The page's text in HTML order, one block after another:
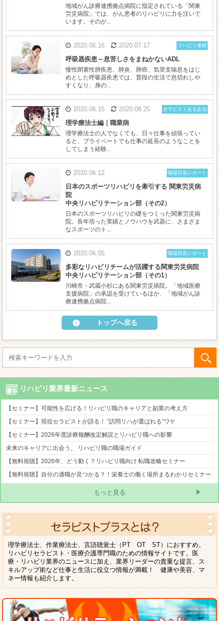
地域がん診療連携拠点病院に指定されている「関東
労災病院」では、がん患者のリハビリに力を注いで
います。そのが...
2020.06.16 2020.07.17 リハビリ素材
呼吸器疾患～息苦しさをまねかないADL
慢性閉塞性肺疾患、肺炎、肺癌、気管支喘息をはじ
めとした呼吸器疾患では、普段の生活で息切れしや
すくなり、身の...
2020.06.15 2020.08.25 セラピストあるある
理学療法士編｜職業病
理学療法士の人でなくても、日々仕事を頑張ってい
ると、プライベートでも仕事の延長のようなことを
してしまう経験...
2020.06.12 職場拝見レポート
日本のスポーツリハビリを牽引する 関東労災病
院
中央リハビリテーション部（その2）
日本のスポーツリハビリの礎をつくった関東労災病
院。長年培った実績とノウハウを武器に、さまざま
なスポーツのト...
2020.06.05 職場拝見レポート
多彩なリハビリチームが活躍する関東労災病院
中央リハビリテーション部（その1）
川崎市・武蔵小杉にある関東労災病院。「地域医療
支援病院」の承認を受けているほか、「地域がん診
療連携拠点病院...
トップへ戻る
リハビリ業界最新ニュース
【セミナー】可能性を広げる！リハビリ職のキャリアと副業の考え方
【セミナー】現役セラピストが語る！ “訪問リハが選ばれる”ワケ
【セミナー】2026年度診療報酬改定解説とリハビリ職への影響
未来のキャリアに出会う。 リハビリ職の職場ガイド
【無料視聴】2026年、どう動く？リハビリ職向け 転職攻略セミナー
【無料視聴】自分の適職が見つかる？！栄養士の働く場所まるわかりセミナー
もっと見る
理学療法士、作業療法士、言語聴覚士（PT OT ST）におすすめ。
リハビリセラピスト・医療介護専門職のための情報サイトです。医
療・リハビリ業界のニュースに加え、業界リーダーの貴重な提言、ス
キルアップ術など仕事と生活に役立つ情報が満載！ 健康や美容、マ
ネー情報も紹介します。